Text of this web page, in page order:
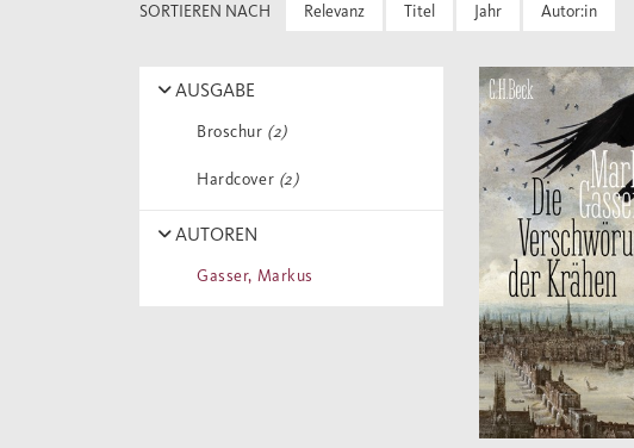
SORTIEREN NACH Relevanz Titel Jahr Autor:in
AUSGABE
Broschur (2)
Hardcover (2)
AUTOREN
Gasser, Markus